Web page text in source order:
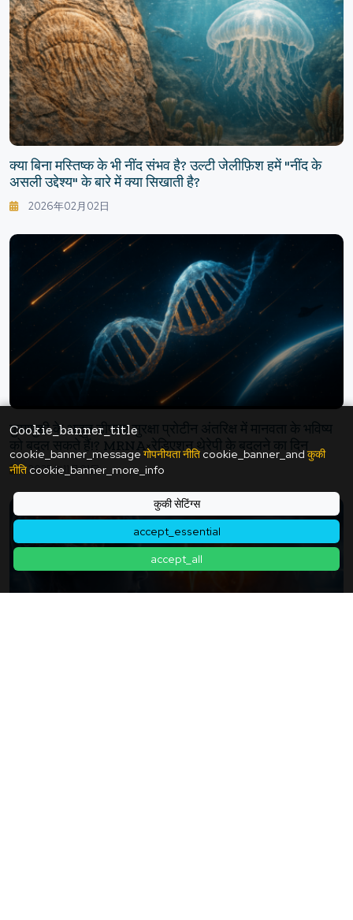
Cookie_banner_title
cookie_banner_messageगोपनीयता नीतिcookie_banner_andकुकी
नीतिcookie_banner_more_info
कुकी सेटिंग्स
accept_essential
accept_all
क्या बिना मस्तिष्क के भी नींद संभव है? उल्टी जेलीफ़िश हमें "नींद के
असली उद्देश्य" के बारे में क्या सिखाती है?
2026年02月02日
कुमामुशी के अद्भुत डीएनए सुरक्षा प्रोटीन अंतरिक्ष में मानवता के भविष्य
को बदल सकते हैं!? MRNA×रेडिएशन थेरेपी के बदलने का दिन
2025年11月01日